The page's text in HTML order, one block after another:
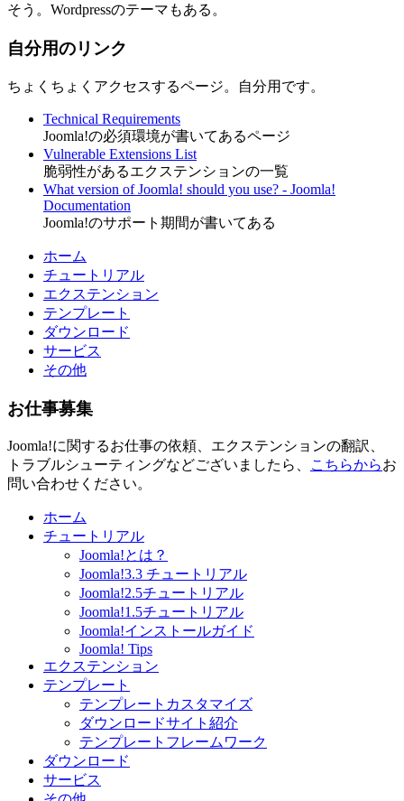
そう。Wordpressのテーマもある。
自分用のリンク
ちょくちょくアクセスするページ。自分用です。
Technical Requirements
Joomla!の必須環境が書いてあるページ
Vulnerable Extensions List
脆弱性があるエクステンションの一覧
What version of Joomla! should you use? - Joomla!
Documentation
Joomla!のサポート期間が書いてある
ホーム
チュートリアル
エクステンション
テンプレート
ダウンロード
サービス
その他
お仕事募集
Joomla!に関するお仕事の依頼、エクステンションの翻訳、
トラブルシューティングなどございましたら、
こちらからお
問い合わせください。
ホーム
チュートリアル
Joomla!とは？
Joomla!3.3 チュートリアル
Joomla!2.5チュートリアル
Joomla!1.5チュートリアル
Joomla!インストールガイド
Joomla! Tips
エクステンション
テンプレート
テンプレートカスタマイズ
ダウンロードサイト紹介
テンプレートフレームワーク
ダウンロード
サービス